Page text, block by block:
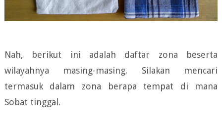
Nah, berikut ini adalah daftar zona beserta
wilayahnya masing-masing. Silakan mencari
termasuk dalam zona berapa tempat di mana
Sobat tinggal.